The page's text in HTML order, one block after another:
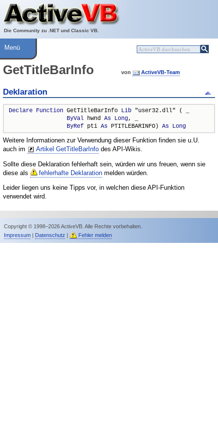
Die Community zu .NET und Classic VB.
Über ActiveVB
Hilfe
Menü
GetTitleBarInfo von ActiveVB-Team
Deklaration
Declare Function GetTitleBarInfo Lib "user32.dll" ( _
ByVal hwnd As Long, _
ByRef pti As PTITLEBARINFO) As Long
Weitere Informationen zur Verwendung dieser Funktion finden sie u.U.
auch im
Artikel GetTitleBarInfo des API-Wikis.
Sollte diese Deklaration fehlerhaft sein, würden wir uns freuen, wenn sie
diese als
fehlerhafte Deklaration melden würden.
Leider liegen uns keine Tipps vor, in welchen diese API-Funktion
verwendet wird.
Copyright © 1998–2026 ActiveVB. Alle Rechte vorbehalten.
Impressum| Datenschutz | Fehler melden